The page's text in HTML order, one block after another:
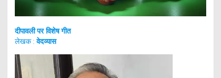
दीपावली पर विशेष गीत
लेखक :वेदव्यास